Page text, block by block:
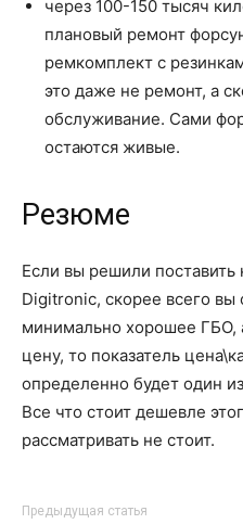
через 100-150 тысяч
плановый ремонт
ремкомплект с
это даже не ремонт, а
обслуживание. Сами
остаются живые.
Резюме
Если вы решили
Digitronic, скорее всего
минимально хорошее ГБО,
цену, то показатель
определенно будет один
Все что стоит дешевле
рассматривать не стоит.
Предыдущая статья